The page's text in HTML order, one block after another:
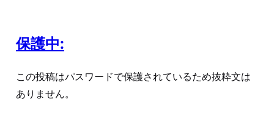
保護中:
この投稿はパスワードで保護されているため抜粋文は
ありません。